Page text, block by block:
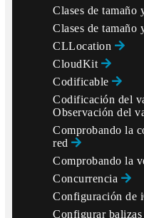
Hence sending
Clases de tamaño
Clases de tamaño
CLLocation
CloudKit
Codificable
Codificación del
Observación del
Comprobando la
red
Comprobando la
Concurrencia
Configuración de
Configurar